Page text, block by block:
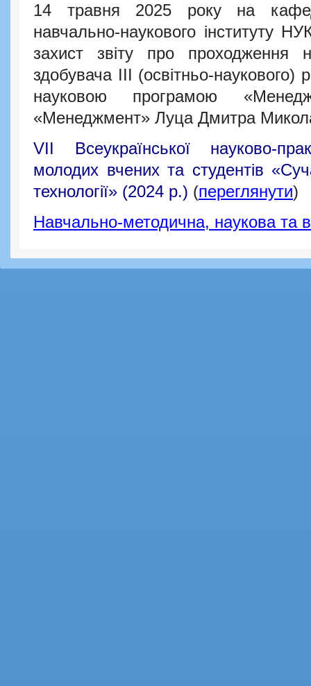
14 травня 2025 року на
навчально-наукового інституту
захист звіту про проходження
здобувача ІІІ (освітньо-наукового)
науковою програмою
«Менеджмент» Луца Дмитра
VII Всеукраїнської науково-
молодих вчених та студентів
технології» (2024 р.) (переглянути)
Навчально-методична, наукова та